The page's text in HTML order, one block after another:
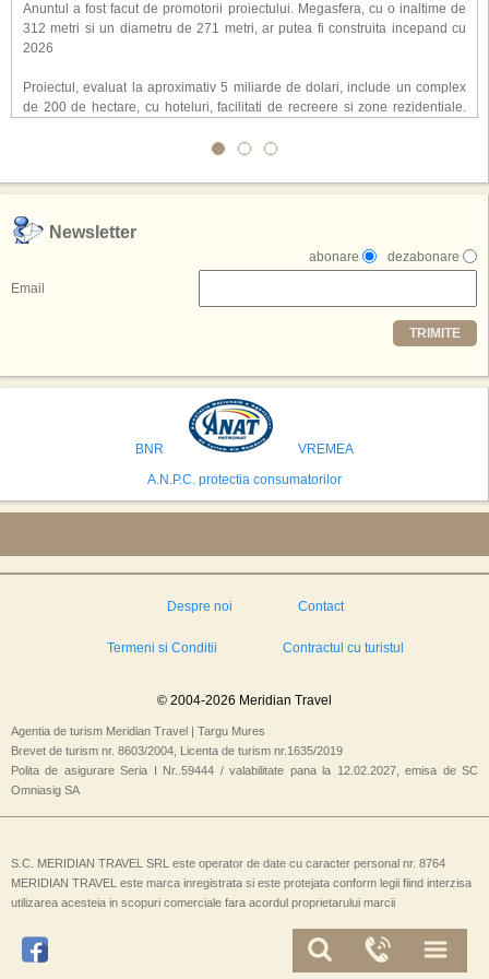
Anuntul a fost facut de promotorii proiectului. Megasfera, cu o inaltime de
312 metri si un diametru de 271 metri, ar putea fi construita incepand cu
2026
Proiectul, evaluat la aproximativ 5 miliarde de dolari, include un complex
de 200 de hectare, cu hoteluri, facilitati de recreere si zone rezidentiale.
atragerea a pana la 10 milioane de turisti anual. �Luna� ar putea deveni
exclusiv simularea suprafetei lunare.
,,Credem ca exista sanse mari sa anuntam nu doar o locatie, ci poate mai
multe'', a declarat Michael R. Henderson, cofondator al Moon World
Resorts, citat de Gulf News. Potrivit acestuia, 2026 ar putea deveni un an
decisiv pentru reali zarea proiectului.
Printre celelalte tari care concureaza pentru a gazdui aceasta constructie
se numara Australia, Brazilia, China, Egipt, India, Polonia, Thailanda,
avea cele mai mari sanse de a castiga licitatia. Totusi, Spania, care se
preconizeaza ca va deveni a doua cea mai vizitata tara din lume in 2025,
isi bazeaza oferta pe infrastructura turistica solida si capacitatea hoteliera."
Newsletter
dezabonare
abonare
Email
TRIMITE
BNR
VREMEA
A.N.P.C. protectia consumatorilor
Despre noi Contact
Termeni si Conditii Contractul cu turistul
© 2004-2026 Meridian Travel
Agentia de turism Meridian Travel | Targu Mures
Brevet de turism nr. 8603/2004, Licenta de turism nr.1635/2019
Polita de asigurare Seria I Nr..59444 / valabilitate pana la 12.02.2027, emisa de SC
Omniasig SA
S.C. MERIDIAN TRAVEL SRL este operator de date cu caracter personal nr. 8764
MERIDIAN TRAVEL este marca inregistrata si este protejata conform legii fiind interzisa
utilizarea acesteia in scopuri comerciale fara acordul proprietarului marcii